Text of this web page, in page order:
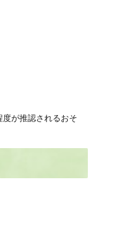
が推認されるおそ